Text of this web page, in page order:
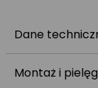
Dane
Montaż i